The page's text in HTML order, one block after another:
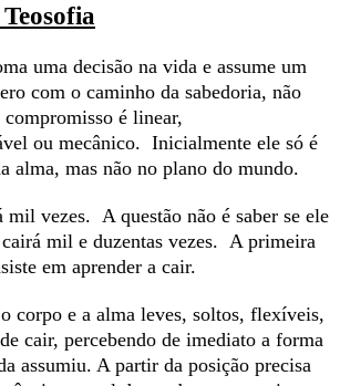
uma decisão na vida e assume um
com o caminho da sabedoria, não
é linear,
ou mecânico. Inicialmente ele só é
alma, mas não no plano do mundo.
mil vezes. A questão não é saber se ele
mil e duzentas vezes. A primeira
em aprender a cair.
corpo e a alma leves, soltos, flexíveis,
cair, percebendo de imediato a forma
assumiu. A partir da posição precisa